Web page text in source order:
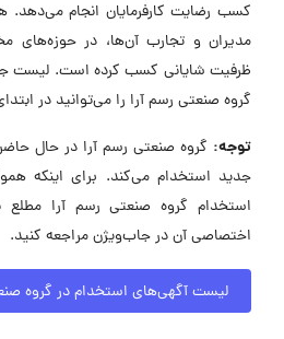
کسب رضایت کارفرمایان انجام می‌دهد.
مدیران و تجارب آن‌ها، در حوزه‌های
ظرفیت شایانی کسب کرده است. لیست
گروه صنعتی رسم آرا را می‌توانید در
توجه:
جدید استخدام می‌کند. برای اینکه
استخدام گروه صنعتی رسم آرا مطلع
اختصاصی آن در جاب‌ویژن مراجعه کنید.
لیست آگهی‌های استخدام در گروه